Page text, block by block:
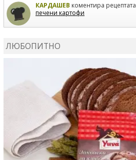
КАРДАШЕВ коментира рецептата
печени картофи
ЛЮБОПИТНО